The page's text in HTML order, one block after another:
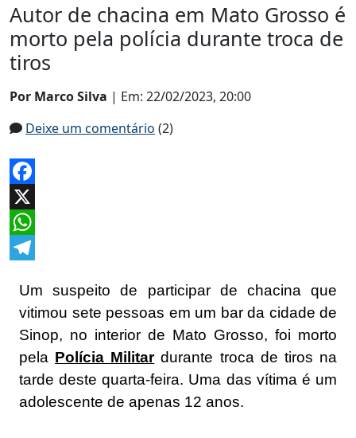
Autor de chacina em Mato Grosso é
morto pela polícia durante troca de
tiros
Por Marco Silva | Em: 22/02/2023, 20:00
Deixe um comentário (2)
Facebook
X
WhatsApp
Um suspeito de participar de chacina que
vitimou sete pessoas em um bar da cidade de
Sinop, no interior de Mato Grosso, foi morto
pela Polícia Militardurante troca de tiros na
tarde deste quarta-feira. Uma das vítima é um
adolescente de apenas 12 anos.